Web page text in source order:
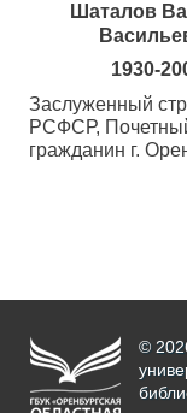
Шаталов
1930-
Заслуженный
РСФСР,
гражданин г.
©